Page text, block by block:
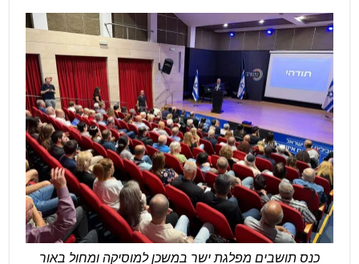
כנס תושבים מפלגת ישר במשכן למוסיקה ומחול באור